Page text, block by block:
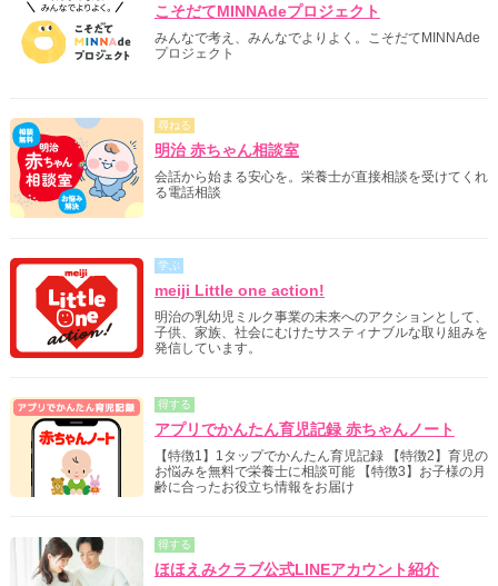
こそだてMINNAdeプロジェクト
みんなで考え、みんなでよりよく。こそだてMINNAde
プロジェクト
尋ねる
明治 赤ちゃん相談室
会話から始まる安心を。栄養士が直接相談を受けてくれ
る電話相談
学ぶ
meiji Little one action!
明治の乳幼児ミルク事業の未来へのアクションとして、
子供、家族、社会にむけたサスティナブルな取り組みを
発信しています。
得する
アプリでかんたん育児記録 赤ちゃんノート
【特徴1】1タップでかんたん育児記録 【特徴2】育児の
お悩みを無料で栄養士に相談可能 【特徴3】お子様の月
齢に合ったお役立ち情報をお届け
得する
ほほえみクラブ公式LINEアカウント紹介